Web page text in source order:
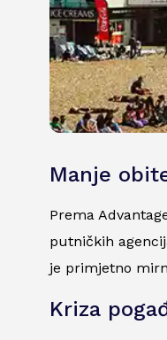
Manje
Prema
putničkih
je primjetno
Kriza